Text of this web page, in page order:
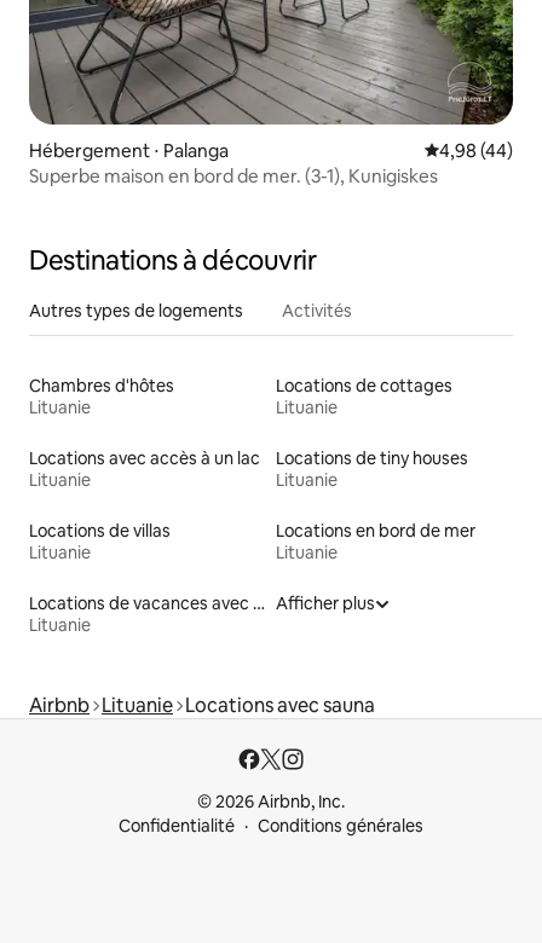
Hébergement ⋅ Palanga Évaluation
4,98 (44)
Superbe maison en bord de mer. (3-1), Kunigiskes
Destinations à découvrir
Autres types de logements Activités
Chambres d'hôtes
Lituanie
Locations de cottages
Lituanie
Locations avec accès à un lac
Lituanie
Locations de tiny houses
Lituanie
Locations de villas
Lituanie
Locations en bord de mer
Lituanie
Locations de vacances avec piscine
Lituanie
Afficher plus
Airbnb Lituanie Locations avec sauna
© 2026 Airbnb, Inc.
Confidentialité
Conditions générales